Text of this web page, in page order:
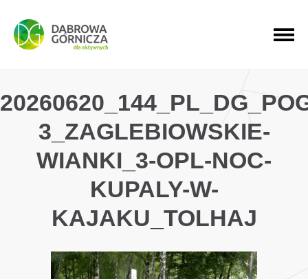
PRZEJDŹ DO MENU GŁÓWNEGO
PRZEJDŹ DO WYSZUKIWARKI
PRZEJDŹ DO TREŚCI
3_ZAGLEBIOWSKIE-
WIANKI_3-OPL-NOC-
KUPALY-W-
KAJAKU_TOLHAJ